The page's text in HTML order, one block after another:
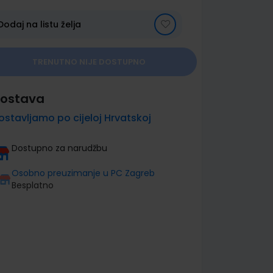
na listu želja
po cijeloj Hrvatskoj
Dostupno za narudžbu
Osobno preuzimanje u PC Zagreb
Besplatno